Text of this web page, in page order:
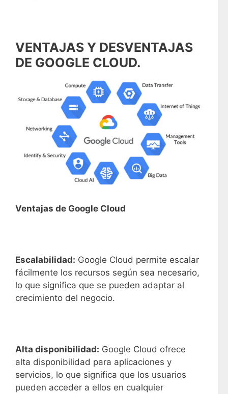
VENTAJAS Y DESVENTAJAS
DE GOOGLE CLOUD.
Ventajas de Google Cloud
Escalabilidad: Google Cloud permite escalar
fácilmente los recursos según sea necesario,
lo que significa que se pueden adaptar al
crecimiento del negocio.
Alta disponibilidad: Google Cloud ofrece
alta disponibilidad para aplicaciones y
servicios, lo que significa que los usuarios
pueden acceder a ellos en cualquier